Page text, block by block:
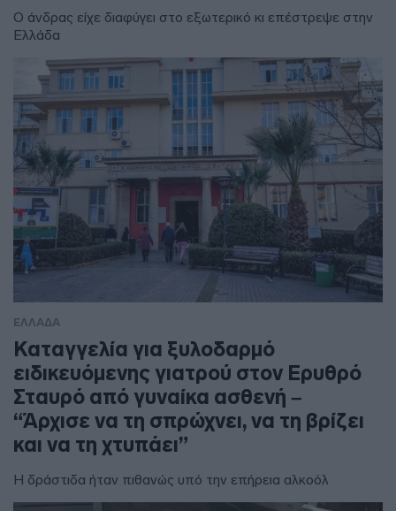
Ο άνδρας είχε διαφύγει στο εξωτερικό κι επέστρεψε στην
Ελλάδα
ΕΛΛΑΔΑ
Καταγγελία για ξυλοδαρμό
ειδικευόμενης γιατρού στον Ερυθρό
Σταυρό από γυναίκα ασθενή –
“Άρχισε να τη σπρώχνει, να τη βρίζει
και να τη χτυπάει”
Η δράστιδα ήταν πιθανώς υπό την επήρεια αλκοόλ